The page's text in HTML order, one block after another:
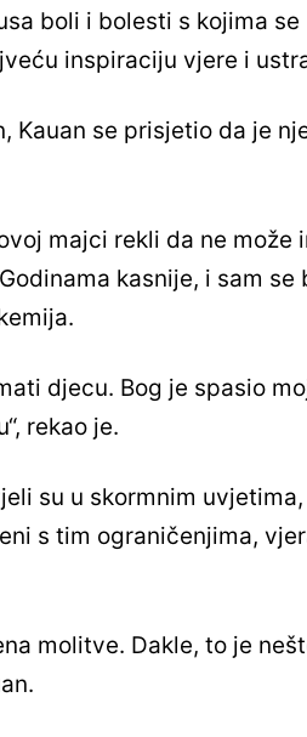
boli i bolesti s kojima se
inspiraciju vjere i
Kauan se prisjetio da je
majci rekli da ne može
kasnije, i sam se
djecu. Bog je spasio
rekao je.
su u skormnim
s tim ograničenjima,
molitve. Dakle, to je